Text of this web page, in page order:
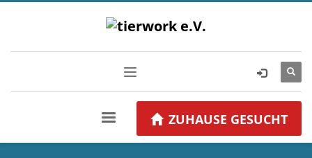
ZUHAUSE GESUCHT